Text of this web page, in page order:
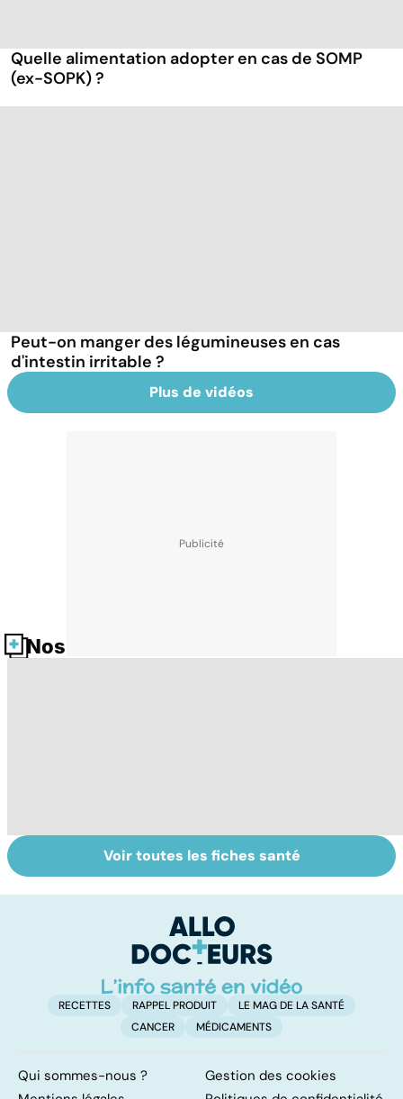
Quelle alimentation adopter en cas de SOMP
(ex-SOPK) ?
Peut-on manger des légumineuses en cas
d'intestin irritable ?
Plus de vidéos
Nos fiches santé
Tout savoir sur
les infections
Inflammation des
amygdales : que
d'angine ?
Voir toutes les fiches santé
RECETTES RAPPEL PRODUIT
LE MAG DE LA SANTÉ
CANCER
MÉDICAMENTS
Qui sommes-nous ?
Gestion des cookies